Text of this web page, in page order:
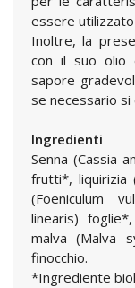
essere
Inoltre, la
con il suo olio
sapore
se necessario si
Ingredienti
Senna (Cassia
frutti*, liquirizia
(Foeniculum
linearis)
malva (Malva
finocchio.
*Ingrediente